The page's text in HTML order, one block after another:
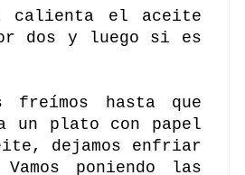
calienta el aceite
dos y luego si es
hasta que
un plato con papel
dejamos enfriar
poniendo las